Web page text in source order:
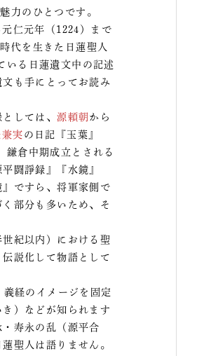
力のひとつです。
仁元年（1224）まで
代を生きた日蓮聖人
いる日蓮遺文中の記述
も手にとってお読み
しては、源頼朝 から
実 の日記『玉葉』
鎌倉中期成立とされる
闘諍録』『水鏡』
ですら、将軍家側で
部分も多いため、そ
紀以内）における聖
説化して物語として
義経のイメージを固定
）などが知られます
寿永の乱（源平合
聖人は語りません。